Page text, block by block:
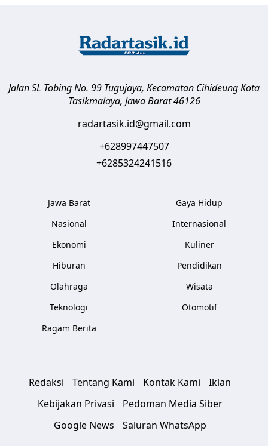
Jalan SL Tobing No. 99 Tugujaya, Kecamatan CihideungKota
Tasikmalaya, Jawa Barat 46126
radartasik.id@gmail.com
+628997447507
+6285324241516
Jawa Barat
Nasional
Ekonomi
Hiburan
Olahraga
Teknologi
Ragam Berita
Gaya Hidup
Internasional
Kuliner
Pendidikan
Wisata
Otomotif
Redaksi Tentang Kami Kontak Kami
Iklan
Kebijakan Privasi
Pedoman Media Siber
Google News
Saluran WhatsApp